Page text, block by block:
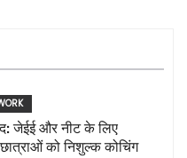
जेईई और नीट के लिए
को निशुल्क कोचिंग